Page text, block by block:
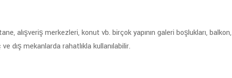
alışveriş merkezleri, konut vb. birçok yapının galeri boşlukları,
dış mekanlarda rahatlıkla kullanılabilir.